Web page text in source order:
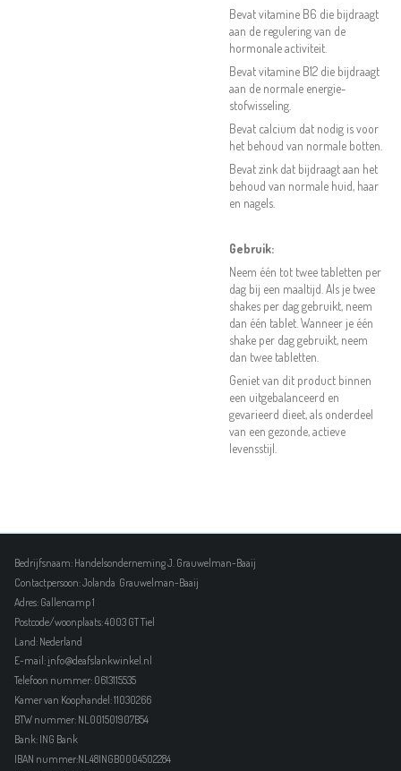
Bevat vitamine B6 die bijdraagt
aan de regulering van de
hormonale activiteit.
Bevat vitamine B12 die bijdraagt
aan de normale energie-
stofwisseling.
Bevat calcium dat nodig is voor
het behoud van normale botten.
Bevat zink dat bijdraagt aan het
behoud van normale huid, haar
en nagels.
Gebruik:
Neem één tot twee tabletten per
dag bij een maaltijd. Als je twee
shakes per dag gebruikt, neem
dan één tablet. Wanneer je één
shake per dag gebruikt, neem
dan twee tabletten.
Geniet van dit product binnen
een uitgebalanceerd en
gevarieerd dieet, als onderdeel
van een gezonde, actieve
levensstijl.
Bedrijfsnaam: Handelsonderneming J. Grauwelman-Baaij
Contactpersoon: Jolanda Grauwelman-Baaij
Adres: Gallencamp 1
Postcode/woonplaats: 4003 GT Tiel
Land: Nederland
E-mail: info@deafslankwinkel.nl
Telefoon nummer: 0613115535
Kamer van Koophandel:11030266
BTW nummer: NL001501907B54
Bank: ING Bank
IBAN nummer:NL48INGB0004502284